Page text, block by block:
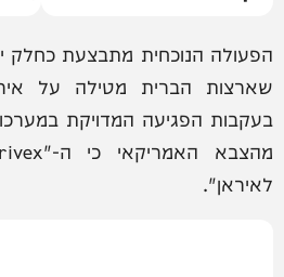
הפעולה הנוכחית מתבצעת כחלק
שארצות הברית מטילה על
בעקבות הפגיעה המדויקת
לאיראן".